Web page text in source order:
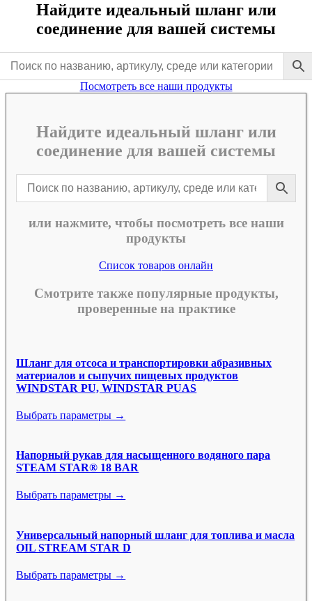
Найдите идеальный шланг или
соединение для вашей системы
Посмотреть все наши продукты
Найдите идеальный шланг или
соединение для вашей системы
или нажмите, чтобы посмотреть все наши
продукты
Список товаров онлайн
Смотрите также популярные продукты,
проверенные на практике
Шланг для отсоса и транспортировки абразивных
материалов и сыпучих пищевых продуктов
WINDSTAR PU, WINDSTAR PUAS
Выбрать параметры →
Напорный рукав для насыщенного водяного пара
STEAM STAR® 18 BAR
Выбрать параметры →
Универсальный напорный шланг для топлива и масла
OIL STREAM STAR D
Выбрать параметры →